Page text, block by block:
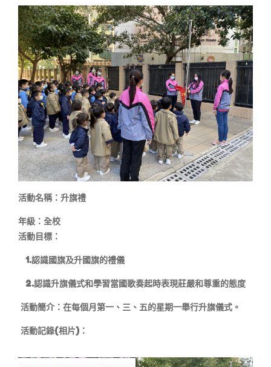
活動名稱： 升旗禮
年級：全校
活動目標：
1.認識國旗及升國旗的禮儀
2.認識升旗儀式和學習當國歌奏起時表現莊嚴和尊重的態度
活動簡介：在每個月第一、三、五的星期一舉行升旗儀式。
活動記錄(相片)：